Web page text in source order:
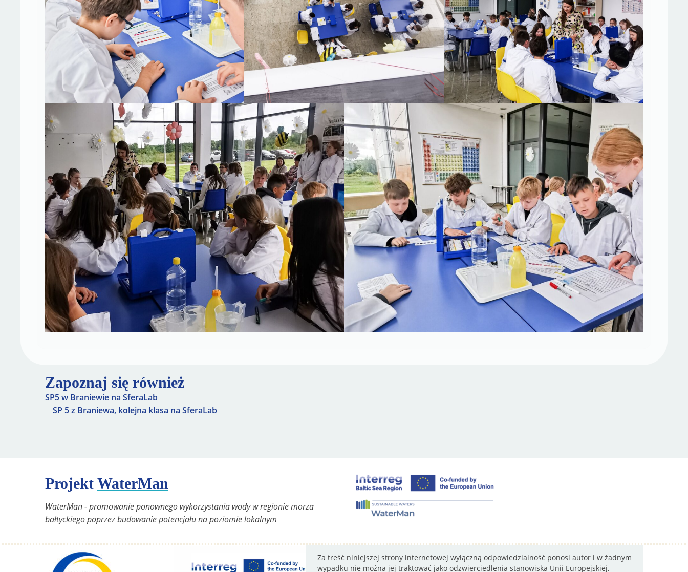
Zapoznaj się również
SP5 w Braniewie na SferaLab
SP 5 z Braniewa, kolejna klasa na SferaLab
Projekt WaterMan
WaterMan - promowanie ponownego wykorzystania wody w regionie morza
bałtyckiego poprzez budowanie potencjału na poziomie lokalnym
Za treść niniejszej strony internetowej wyłączną odpowiedzialność ponosi autor i w żadnym
wypadku nie można jej traktować jako odzwierciedlenia stanowiska Unii Europejskiej,